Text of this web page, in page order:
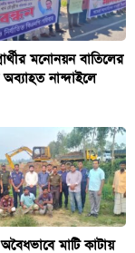
মনোনয়ন বাতিলের
অব্যাহত নান্দাইলে
মাটি কাটায়